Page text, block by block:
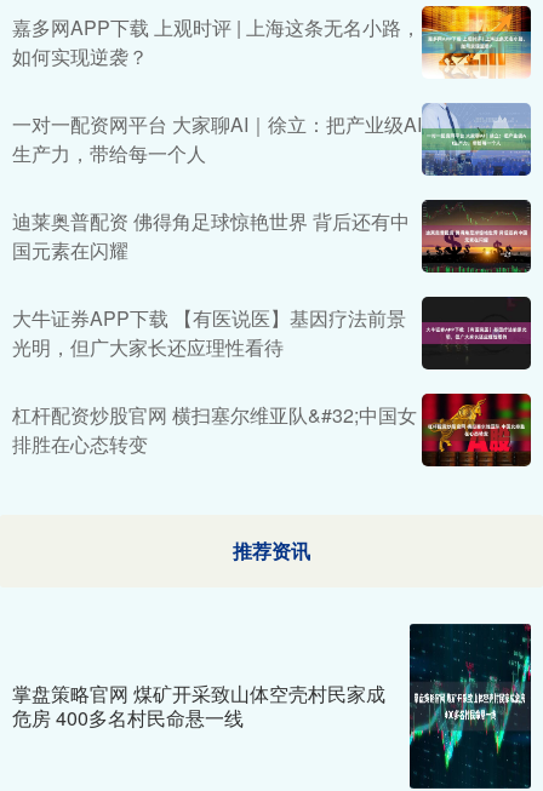
嘉多网APP下载 上观时评 | 上海这条无名小路，
如何实现逆袭？
一对一配资网平台 大家聊AI｜徐立：把产业级AI
生产力，带给每一个人
迪莱奥普配资 佛得角足球惊艳世界 背后还有中
国元素在闪耀
大牛证券APP下载 【有医说医】基因疗法前景
光明，但广大家长还应理性看待
杠杆配资炒股官网 横扫塞尔维亚队&#32;中国女
排胜在心态转变
推荐资讯
掌盘策略官网 煤矿开采致山体空壳村民家成
危房 400多名村民命悬一线